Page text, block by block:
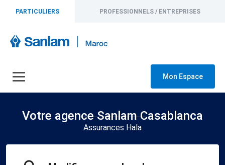
PARTICULIERS PROFESSIONNELS / ENTREPRISES
Mon Espace
Votre agence Sanlam Casablanca
Assurances Hala